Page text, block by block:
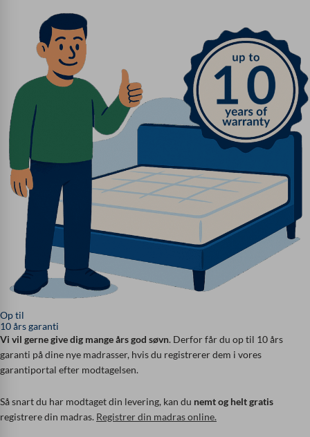
Op til
10 års garanti
Vi vil gerne give dig mange års god søvn. Derfor får du op til 10 års
garanti på dine nye madrasser, hvis du registrerer dem i vores
garantiportal efter modtagelsen.
Så snart du har modtaget din levering, kan du nemt og helt gratis
registrere din madras. Registrer din madras online.